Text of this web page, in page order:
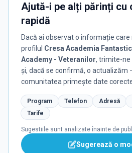
Ajută-i pe alți părinți cu
rapidă
Dacă ai observat o informație
profilul Cresa Academia
Academy - Veteranilor, trimite-ne
și, dacă se confirmă, o actualizăm
comunitatea primește date
Program Telefon Adresă
Tarife
Sugestiile sunt analizate înainte de
Sugerează o